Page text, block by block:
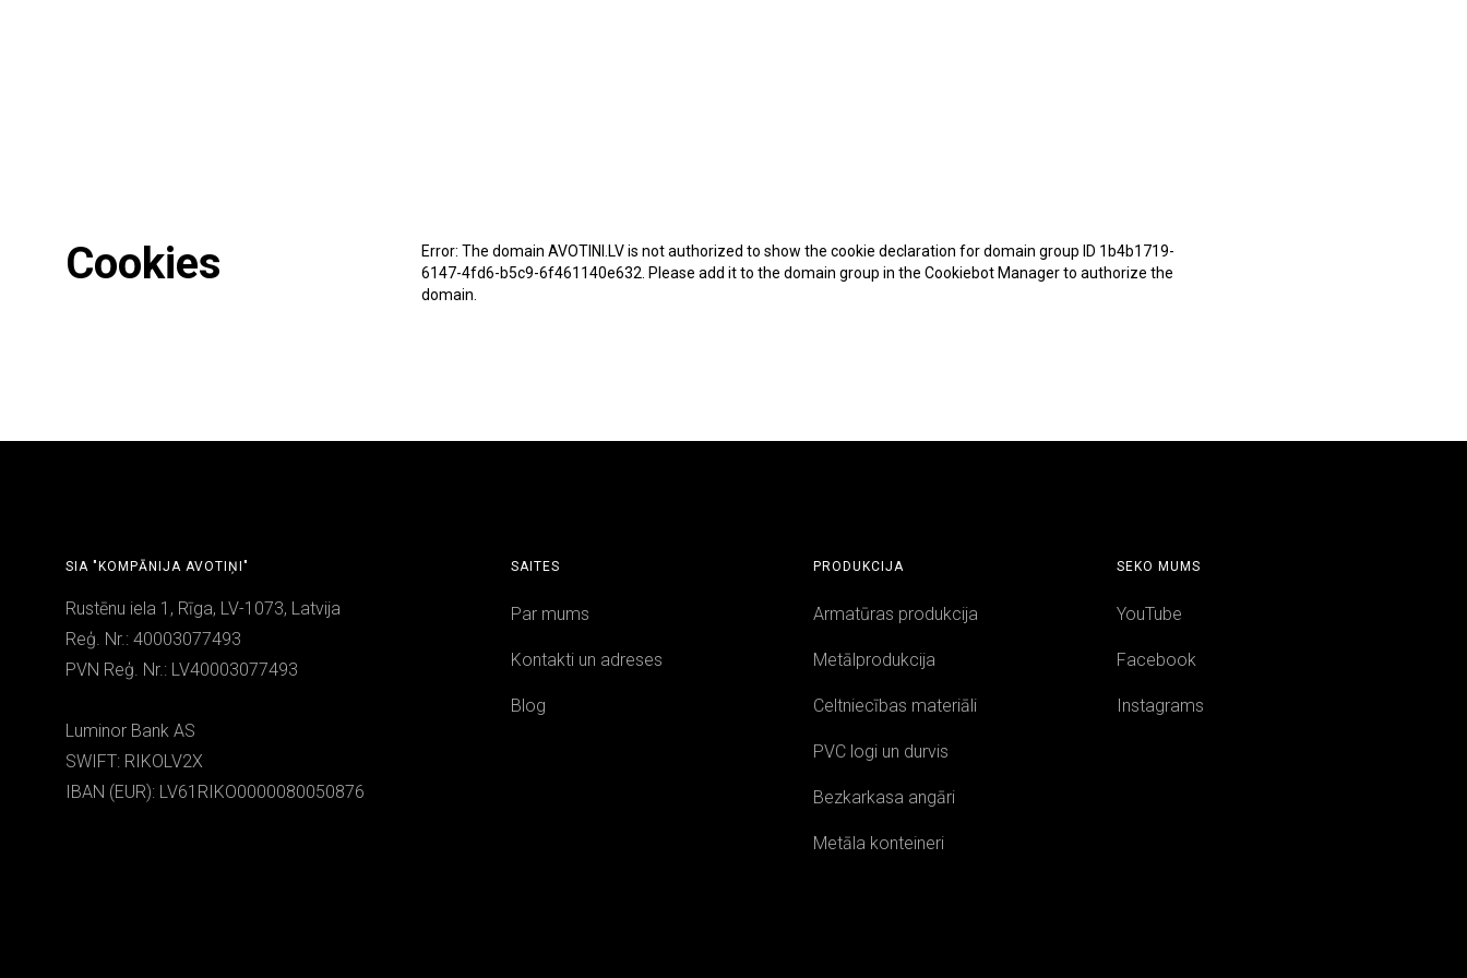
Cookies
Error: The domain AVOTINI.LV is not authorized to show the cookie declaration for domain group ID 1b4b1719-
6147-4fd6-b5c9-6f461140e632. Please add it to the domain group in the Cookiebot Manager to authorize the
domain.
SIA "KOMPĀNIJA AVOTIŅI"
Rustēnu iela 1, Rīga, LV-1073, Latvija
Reģ. Nr.: 40003077493
PVN Reģ. Nr.: LV40003077493
Luminor Bank AS
SWIFT: RIKOLV2X
IBAN (EUR): LV61RIKO0000080050876
SAITES
Par mums
Kontakti un adreses
Blog
PRODUKCIJA
Armatūras produkcija
Metālprodukcija
Celtniecības materiāli
PVC logi un durvis
Bezkarkasa angāri
Metāla konteineri
SEKO MUMS
YouTube
Facebook
Instagrams